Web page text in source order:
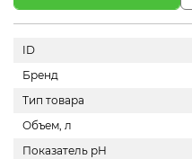
ID
Бренд
Тип товара
Объем, л
Показатель pH